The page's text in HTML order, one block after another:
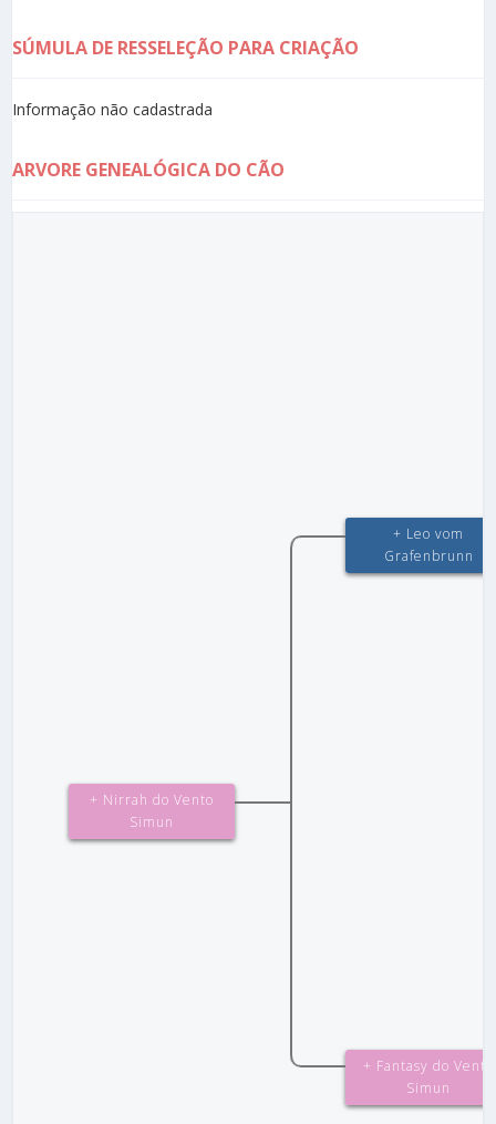
SÚMULA DE RESSELEÇÃO PARA CRIAÇÃO
Informação não cadastrada
ARVORE GENEALÓGICA DO CÃO
+ Nirrah do Vento
Simun
+ Leo vom
Grafenbrunn
+ Fantasy do Vento
Simun